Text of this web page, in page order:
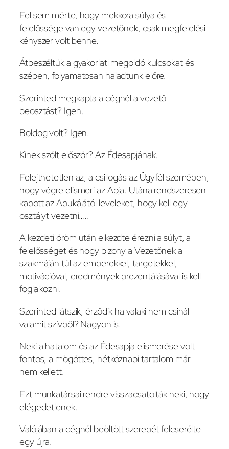
Fel sem mérte, hogy mekkora súlya és
felelőssége van egy vezetőnek, csak megfelelési
kényszer volt benne.
Átbeszéltük a gyakorlati megoldó kulcsokat és
szépen, folyamatosan haladtunk előre.
Szerinted megkapta a cégnél a vezető
beosztást? Igen.
Boldog volt? Igen.
Kinek szólt először? Az Édesapjának.
Felejthetetlen az, a csillogás az Ügyfél szemében,
hogy végre elismeri az Apja. Utána rendszeresen
kapott az Apukájától leveleket, hogy kell egy
osztályt vezetni…..
A kezdeti öröm után elkezdte érezni a súlyt, a
felelősséget és hogy bizony a Vezetőnek a
szakmáján túl az emberekkel, targetekkel,
motivációval, eredmények prezentálásával is kell
foglalkozni.
Szerinted látszik, érződik ha valaki nem csinál
valamit szívből? Nagyon is.
Neki a hatalom és az Édesapja elismerése volt
fontos, a mögöttes, hétköznapi tartalom már
nem kellett.
Ezt munkatársai rendre visszacsatolták neki, hogy
elégedetlenek.
Valójában a cégnél beöltött szerepét felcserélte
egy újra.